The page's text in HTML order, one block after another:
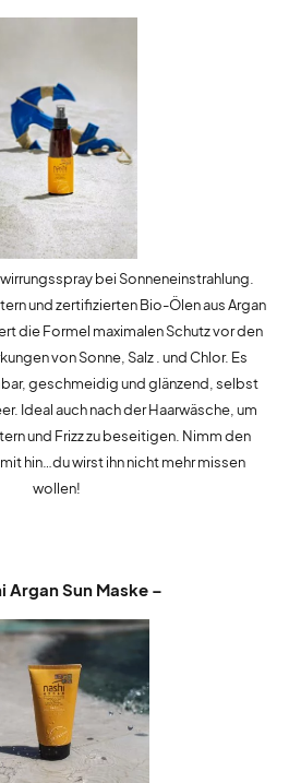
bei Sonneneinstrahlung.
und zertifizierten Bio-Ölen aus Argan
die Formel maximalen Schutz vor den
von Sonne, Salz . und Chlor. Es
geschmeidig und glänzend, selbst
Ideal auch nach der Haarwäsche, um
und Frizz zu beseitigen. Nimm den
hin…du wirst ihn nicht mehr missen
wollen!
Argan Sun Maske –